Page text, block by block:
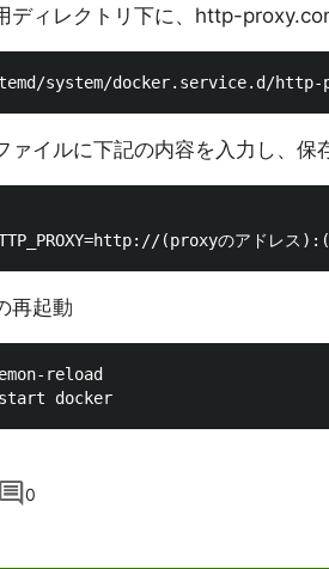
ディレクトリ下に、http-
イルに下記の内容を入力し、保
再起動
reload
comment0